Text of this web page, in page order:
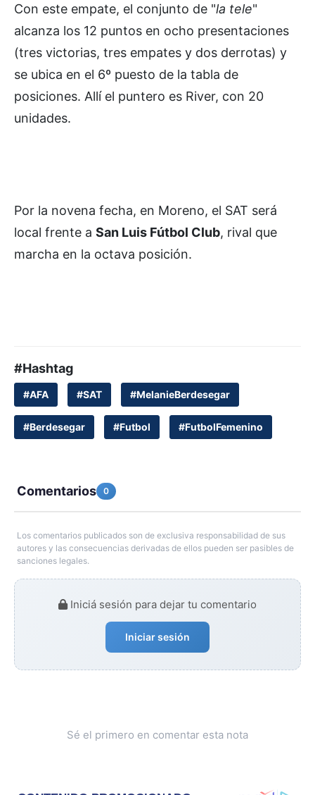
Con este empate, el conjunto de "la tele"
alcanza los 12 puntos en ocho presentaciones
(tres victorias, tres empates y dos derrotas) y
se ubica en el 6º puesto de la tabla de
posiciones. Allí el puntero es River, con 20
unidades.
Por la novena fecha, en Moreno, el SAT será
local frente a San Luis Fútbol Club, rival que
marcha en la octava posición.
#Hashtag
#AFA #SAT #MelanieBerdesegar
#Berdesegar #Futbol #FutbolFemenino
Comentarios 0
Los comentarios publicados son de exclusiva responsabilidad de sus
autores y las consecuencias derivadas de ellos pueden ser pasibles de
sanciones legales.
Iniciá sesión para dejar tu comentario
Iniciar sesión
Sé el primero en comentar esta nota